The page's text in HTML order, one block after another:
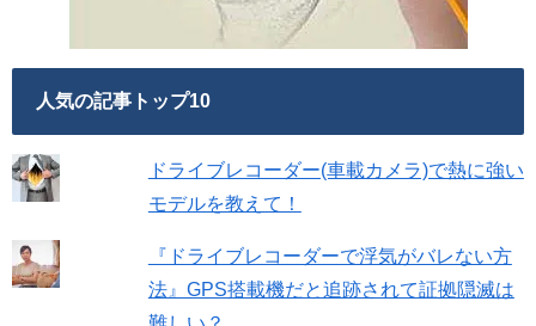
人気の記事トップ10
ドライブレコーダー(車載カメラ)で熱に強い
モデルを教えて！
『ドライブレコーダーで浮気がバレない方
法』GPS搭載機だと追跡されて証拠隠滅は